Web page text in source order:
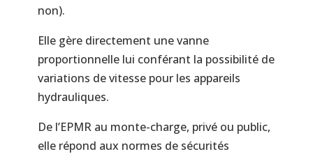
non).
Elle gère directement une vanne
proportionnelle lui conférant la possibilité de
variations de vitesse pour les appareils
hydrauliques.
De l’EPMR au monte-charge, privé ou public,
elle répond aux normes de sécurités